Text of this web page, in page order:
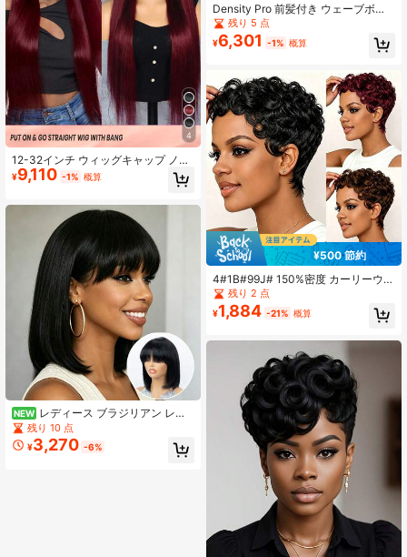
4
12-32インチ ウィッグキャップ ノー
レース 150%密度 ストレート フルウ
ィッグ 合成繊維
¥9,110 -1% 概算
NEW レディース ブラジリアン レミ
ー 人毛ウィッグ グルーレス ショー
トボブ 前髪付き 密度150% ナチュラ
ルブラック 100%ストレート人毛 レ
残り 10 点
¥3,270 -6%
Density Pro 前髪付き ウェーブボブ
ウィッグ 人毛 10-12インチ ナチュラ
ルブラック ノンレース マシンメイド
ブラジリアン バージンレミーヘア ウ
残り 5 点
¥6,301 -1% 概算
¥500 節約
4#1B#99J# 150%密度 カーリーウィ
ッグ バング付き、レイヤードパフヘ
アスタイル、ブラジリアンレミーヒ
ューマンヘアウィッグ、パーティー
残り 2 点
¥1,884 -21% 概算